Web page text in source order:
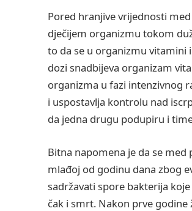
Pored hranjive vrijednosti
dječijem organizmu tokom
to da se u organizmu vitamini
dozi snadbijeva organizam
organizma u fazi intenzivnog
i uspostavlja kontrolu nad
da jedna drugu podupiru i
Bitna napomena je da se
mlađoj od godinu dana zbog
sadržavati spore bakterija
čak i smrt. Nakon prve